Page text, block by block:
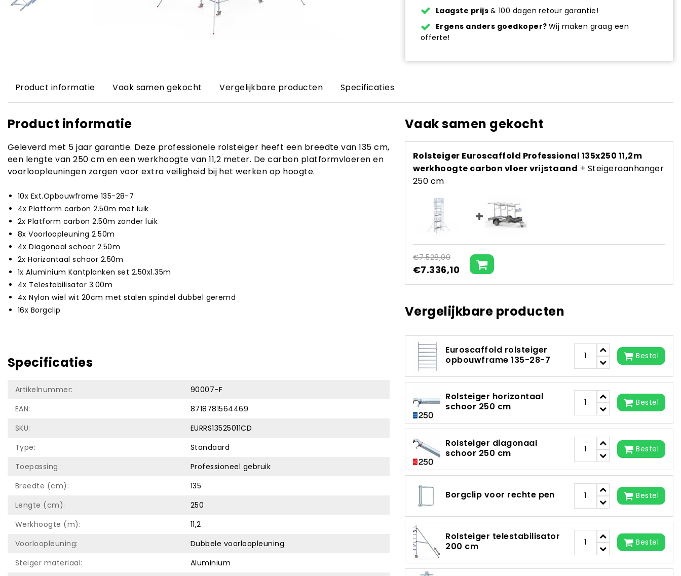
Laagste prijs & 100 dagen retour garantie!
Ergens anders goedkoper? Wij maken graag een
offerte!
Product informatie Vaak samen gekocht Vergelijkbare producten Specificaties
Product informatie
Geleverd met 5 jaar garantie. Deze professionele rolsteiger heeft een breedte van 135 cm,
een lengte van 250 cm en een werkhoogte van 11,2 meter. De carbon platformvloeren en
voorloopleuningen zorgen voor extra veiligheid bij het werken op hoogte.
10x Ext.Opbouwframe 135-28-7
4x Platform carbon 2.50m met luik
2x Platform carbon 2.50m zonder luik
8x Voorloopleuning 2.50m
4x Diagonaal schoor 2.50m
2x Horizontaal schoor 2.50m
1x Aluminium Kantplanken set 2.50x1.35m
4x Telestabilisator 3.00m
4x Nylon wiel wit 20cm met stalen spindel dubbel geremd
16x Borgclip
Specificaties
Artikelnummer:
90007-F
EAN:
8718781564469
SKU:
EURRS13525011CD
Type:
Standaard
Toepassing:
Professioneel gebruik
Breedte (cm):
135
Lengte (cm):
250
Werkhoogte (m):
11,2
Voorloopleuning:
Dubbele voorloopleuning
Steiger materiaal:
Aluminium
Vaak samen gekocht
Rolsteiger Euroscaffold Professional 135x250 11,2m
werkhoogte carbon vloer vrijstaand + Steigeraanhanger
250 cm
€7.528,00
€7.336,10
Vergelijkbare producten
Euroscaffold rolsteiger
opbouwframe 135-28-7
Bestel
Rolsteiger horizontaal
schoor 250 cm
Bestel
Rolsteiger diagonaal
schoor 250 cm
Bestel
Borgclip voor rechte pen Bestel
Rolsteiger telestabilisator
200 cm
Bestel